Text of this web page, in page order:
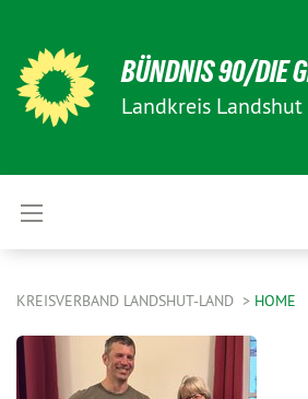
BÜNDNIS 90/DIE
Landkreis Landshut
KREISVERBAND LANDSHUT-LAND HOME